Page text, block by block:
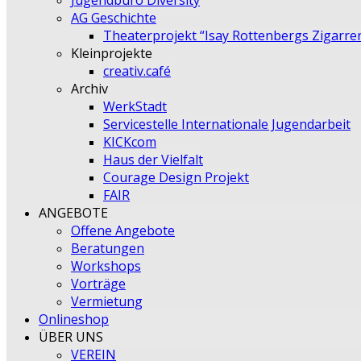
AG Geschichte
Theaterprojekt “Isay Rottenbergs
Kleinprojekte
creativ.café
Archiv
WerkStadt
Servicestelle Internationale Jugendarbeit
KICKcom
Haus der Vielfalt
Courage Design Projekt
FAIR
ANGEBOTE
Offene Angebote
Beratungen
Workshops
Vorträge
Vermietung
Onlineshop
ÜBER UNS
VEREIN